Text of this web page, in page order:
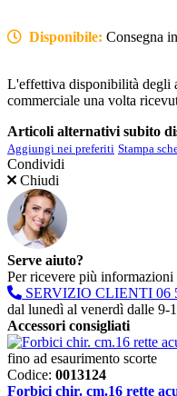
Disponibile: Consegna
L'effettiva disponibilità degli
commerciale una volta
Articoli alternativi subito
Aggiungi nei preferiti Stampa
Condividi
Chiudi
Serve aiuto?
Per ricevere più
SERVIZIO CLIENTI 06
dal lunedì al venerdì dalle 9-
Accessori consigliati
fino ad esaurimento scorte
Codice: 0013124
Forbici chir. cm.16 rette